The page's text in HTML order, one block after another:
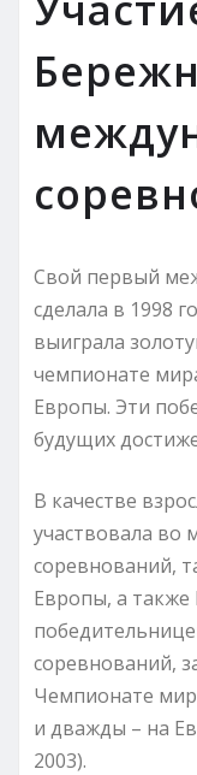
Свой первый
сделала в 1998
выиграла
чемпионате
Европы. Эти
будущих
В качестве
участвовала во
соревнований,
Европы, а также
соревнований,
Чемпионате
и дважды – на
2003).